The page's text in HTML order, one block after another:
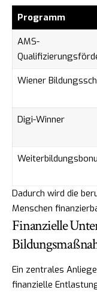
Programm
AMS-
Wiener
Digi-Winner
Dadurch wird die
Menschen
Finanzielle
Ein zentrales
finanzielle